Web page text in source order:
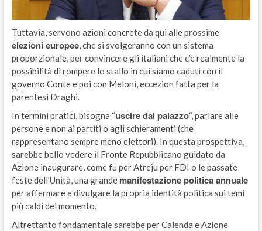
Tuttavia, servono azioni concrete da qui alle prossime
elezioni europee, che si svolgeranno con un sistema
proporzionale, per convincere gli italiani che c’è realmente la
possibilità di rompere lo stallo in cui siamo caduti con il
governo Conte e poi con Meloni, eccezion fatta per la
parentesi Draghi.
In termini pratici, bisogna “uscire dal palazzo“, parlare alle
persone e non ai partiti o agli schieramenti (che
rappresentano sempre meno elettori). In questa prospettiva,
sarebbe bello vedere il Fronte Repubblicano guidato da
Azione inaugurare, come fu per Atreju per FDI o le passate
feste dell’Unità, una grande manifestazione politica annuale
per affermare e divulgare la propria identità politica sui temi
più caldi del momento.
Altrettanto fondamentale sarebbe per Calenda e Azione